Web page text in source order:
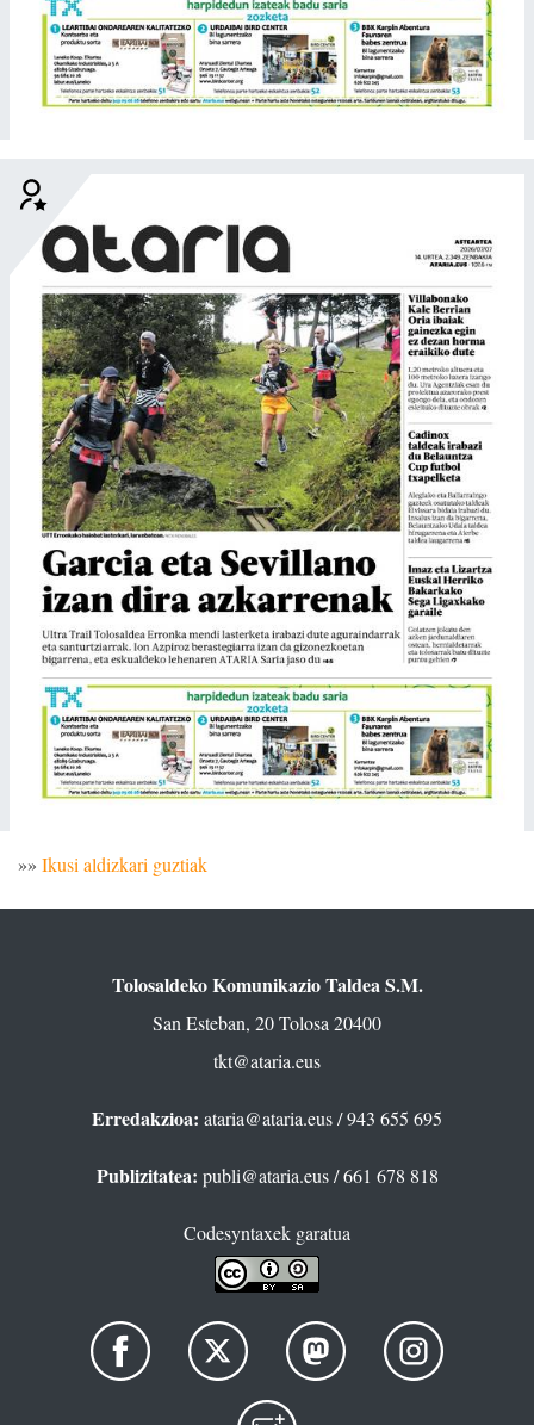
»» Ikusi aldizkari guztiak
Tolosaldeko Komunikazio Taldea S.M.
San Esteban, 20 Tolosa 20400
tkt@ataria.eus
Erredakzioa: ataria@ataria.eus/ 943 655 695
Publizitatea: publi@ataria.eus/ 661 678 818
Codesyntaxek garatua